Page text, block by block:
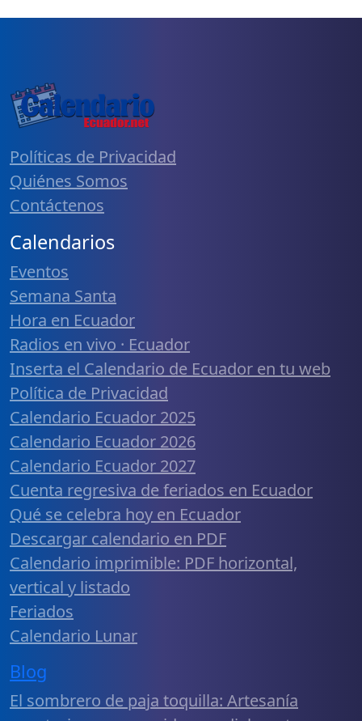
Políticas de Privacidad
Quiénes Somos
Contáctenos
Calendarios
Eventos
Semana Santa
Hora en Ecuador
Radios en vivo · Ecuador
Inserta el Calendario de Ecuador en tu web
Política de Privacidad
Calendario Ecuador 2025
Calendario Ecuador 2026
Calendario Ecuador 2027
Cuenta regresiva de feriados en Ecuador
Qué se celebra hoy en Ecuador
Descargar calendario en PDF
Calendario imprimible: PDF horizontal,
vertical y listado
Feriados
Calendario Lunar
Blog
El sombrero de paja toquilla: Artesanía